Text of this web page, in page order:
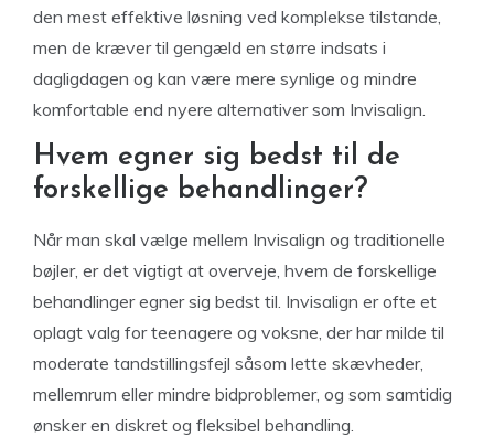
den mest effektive løsning ved komplekse tilstande,
men de kræver til gengæld en større indsats i
dagligdagen og kan være mere synlige og mindre
komfortable end nyere alternativer som Invisalign.
Hvem egner sig bedst til de
forskellige behandlinger?
Når man skal vælge mellem Invisalign og traditionelle
bøjler, er det vigtigt at overveje, hvem de forskellige
behandlinger egner sig bedst til. Invisalign er ofte et
oplagt valg for teenagere og voksne, der har milde til
moderate tandstillingsfejl såsom lette skævheder,
mellemrum eller mindre bidproblemer, og som samtidig
ønsker en diskret og fleksibel behandling.